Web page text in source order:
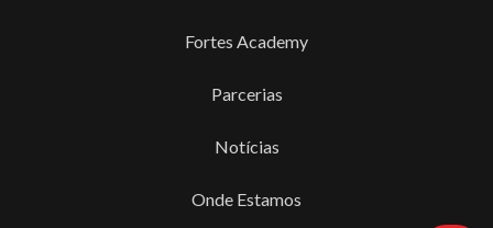
Fortes Academy
Parcerias
Notícias
Onde Estamos